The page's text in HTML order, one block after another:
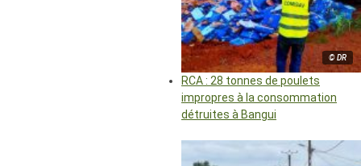
© DR
RCA : 28 tonnes de poulets
impropres à la consommation
détruites à Bangui